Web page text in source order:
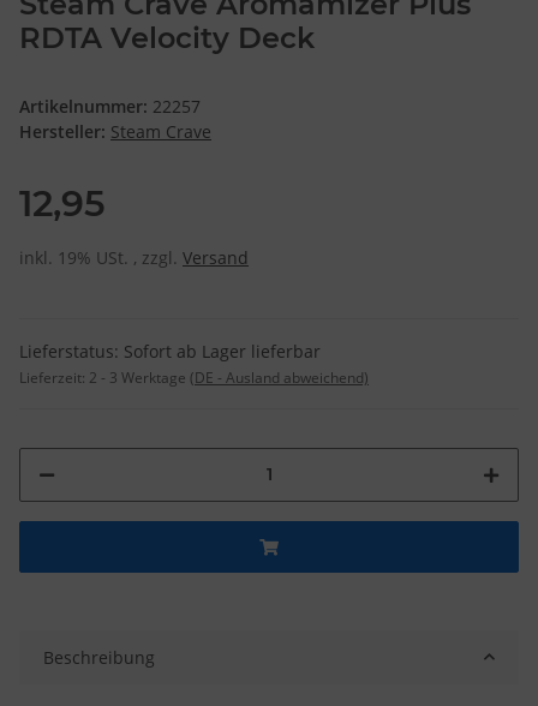
RDTA Velocity Deck
Artikelnummer: 22257
Hersteller: Steam Crave
12,95
inkl. 19% USt. , zzgl. Versand
Lieferstatus: Sofort ab Lager lieferbar
Lieferzeit: 2 - 3 Werktage (DE - Ausland abweichend)
Beschreibung